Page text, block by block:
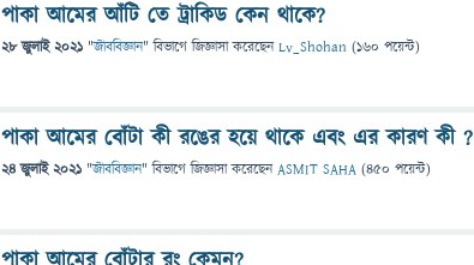
পাকা আমের আঁটি তে ট্রাকিড কেন থাকে?
28 জুলাই 2021 "জীববিজ্ঞান" বিভাগে জিজ্ঞাসাকরেছেনLv_Shohan (160 পয়েন্ট)
পাকা আমের বোঁটা কী রঙের হয়ে থাকে এবং এর কারণ কী ?
24 জুলাই 2021 "জীববিজ্ঞান" বিভাগে জিজ্ঞাসাকরেছেনASMIT SAHA (450 পয়েন্ট)